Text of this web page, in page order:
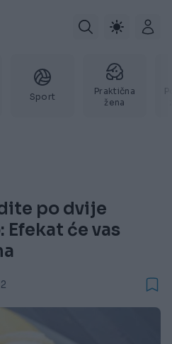
Sport
Praktična
žena
po dvije
Efekat će vas